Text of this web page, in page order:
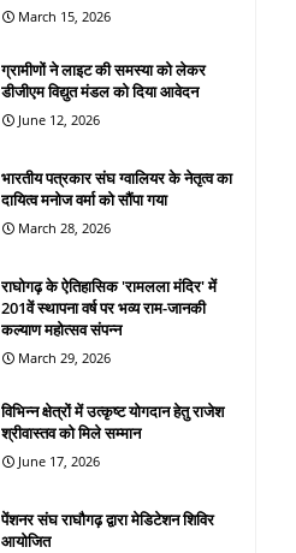
March 15, 2026
ग्रामीणों ने लाइट की समस्या को लेकर
डीजीएम विद्युत मंडल को दिया आवेदन
June 12, 2026
भारतीय पत्रकार संघ ग्वालियर के नेतृत्व का
दायित्व मनोज वर्मा को सौंपा गया
March 28, 2026
राघोगढ़ के ऐतिहासिक 'रामलला मंदिर' में
201वें स्थापना वर्ष पर भव्य राम-जानकी
कल्याण महोत्सव संपन्न
March 29, 2026
विभिन्न क्षेत्रों में उत्कृष्ट योगदान हेतु राजेश
श्रीवास्तव को मिले सम्मान
June 17, 2026
पेंशनर संघ राघौगढ़ द्वारा मेडिटेशन शिविर
आयोजित